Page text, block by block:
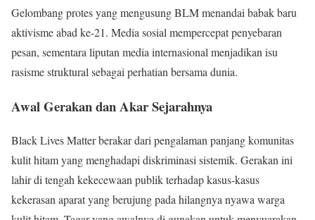
Gelombang protes yang mengusung BLM menandai babak baru
aktivisme abad ke-21. Media sosial mempercepat penyebaran
pesan, sementara liputan media internasional menjadikan isu
rasisme struktural sebagai perhatian bersama dunia.
Awal Gerakan dan Akar Sejarahnya
Black Lives Matter berakar dari pengalaman panjang komunitas
kulit hitam yang menghadapi diskriminasi sistemik. Gerakan ini
lahir di tengah kekecewaan publik terhadap kasus-kasus
kekerasan aparat yang berujung pada hilangnya nyawa warga